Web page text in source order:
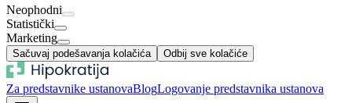
Neophodni
Statistički
Marketing
Sačuvaj podešavanja kolačića Odbij sve kolačiće
Za predstavnike ustanovaBlogLogovanje predstavnika ustanova